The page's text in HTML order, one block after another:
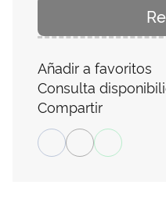
Añadir a favoritos
Consulta
Compartir